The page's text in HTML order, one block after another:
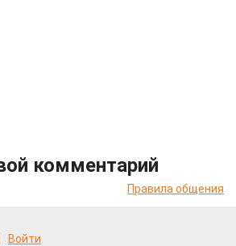
комментарий
Правила общения
Войти